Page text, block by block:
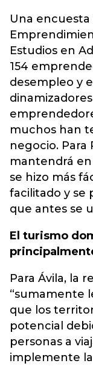
Una
Estudios en
154
desempleo y
muchos han
negocio. Para
mantendrá en
se hizo más
facilitado y se
que antes se
El turismo
Para Ávila, la
“sumamente
que los
potencial
personas a
implemente